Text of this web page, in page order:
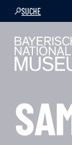
SUCHE